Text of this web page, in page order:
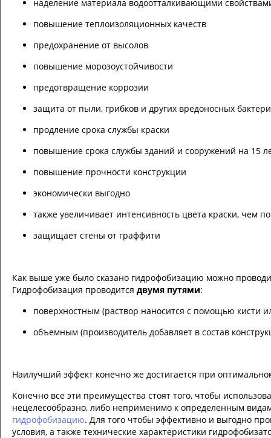
наделение материала водоотталкивающими
повышение теплоизоляционных качеств
предохранение от высолов
повышение морозоустойчивости
предотвращение коррозии
защита от пыли, грибков и других вредоносных
продление срока службы краски
повышение срока службы зданий и сооружений на 15
повышение прочности конструкции
экономически выгодно
также увеличивает интенсивность цвета краски, чем
защищает стены от граффити
Как выше уже было сказано гидрофобизацию можно
Гидрофобизация проводится двумя путями:
поверхностным (раствор наносится с помощью кисти
объемным (производитель добавляет в состав
Наилучший эффект конечно же достигается при
Конечно все эти преимущества стоят того, чтобы
нецелесообразно, либо неприменимо к определенным
гидрофобизацию. Для того чтобы эффективно и выгодно
условия, а также технические характеристики